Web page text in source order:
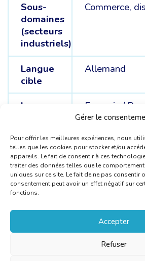
Gérer le
Pour offrir les meilleures expériences, nous
telles que les cookies pour stocker et/ou
appareils. Le fait de consentir à ces
traiter des données telles que le
uniques sur ce site. Le fait de ne pas consentir
consentement peut avoir un effet négatif sur
fonctions.
Accepter
Refuser
Sous-
domaines
(secteurs
industriels)
Commerce,
Langue
cible
Allemand
Langue
Français /